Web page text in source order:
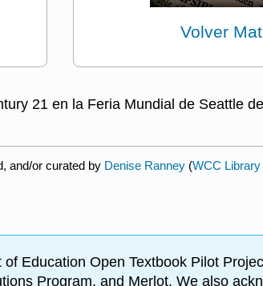
Volver
21 en la Feria Mundial de Seattle
and/or curated by Denise Ranney (WCC Library
Education Open Textbook Pilot
Program, and Merlot. We also